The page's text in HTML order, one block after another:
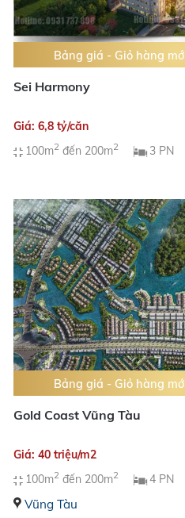
Bảng giá - Giỏ hàng
Sei Harmony
Giá: 6,8 tỷ/căn
100m2 đến 200m2 3 PN
Bảng giá - Giỏ hàng
Gold Coast Vũng Tàu
Giá: 40 triệu/m2
100m2 đến 200m2 4 PN
Vũng Tàu